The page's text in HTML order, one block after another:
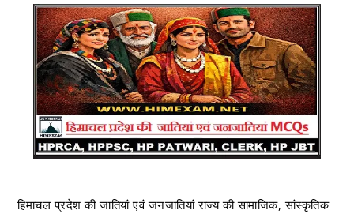
हिमाचल प्रदेश की जातियां एवं जनजातियां राज्य की सामाजिक, सांस्कृतिक